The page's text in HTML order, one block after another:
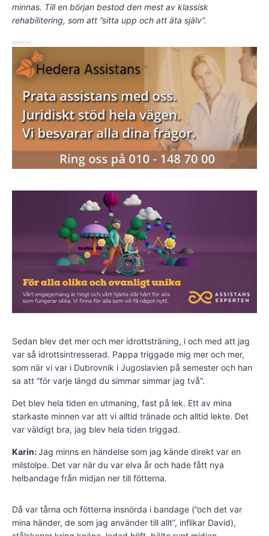
minnas. Till en början bestod den mest av klassisk
rehabilitering, som att ”sitta upp och att äta själv”.
ANNONS
Sedan blev det mer och mer idrottsträning, i och med att jag
var så idrottsintresserad. Pappa triggade mig mer och mer,
som när vi var i Dubrovnik i Jugo­slavien på semester och han
sa att ”för varje längd du simmar simmar jag två”.
Det blev hela tiden en utmaning, fast på lek. Ett av mina
starkaste minnen var att vi alltid tränade och alltid lekte. Det
var väldigt bra, jag blev hela tiden triggad.
Karin:Jag minns en händelse som jag kände direkt var en
milstolpe. Det var när du var elva år och hade fått nya
helbandage från midjan ner till fötterna.
Då var tårna och fötterna insnörda i bandage (”och det var
mina händer, de som jag använder till allt”, inflikar David),